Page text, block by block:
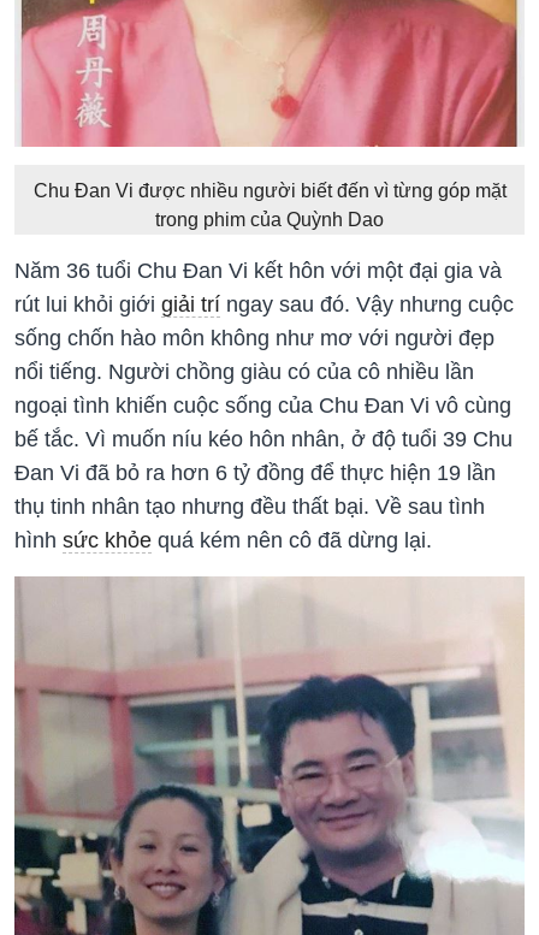
Chu Đan Vi được nhiều người biết đến vì từng góp mặt
trong phim của Quỳnh Dao
Năm 36 tuổi Chu Đan Vi kết hôn với một đại gia và
rút lui khỏi giới giải trí ngay sau đó. Vậy nhưng cuộc
sống chốn hào môn không như mơ với người đẹp
nổi tiếng. Người chồng giàu có của cô nhiều lần
ngoại tình khiến cuộc sống của Chu Đan Vi vô cùng
bế tắc. Vì muốn níu kéo hôn nhân, ở độ tuổi 39 Chu
Đan Vi đã bỏ ra hơn 6 tỷ đồng để thực hiện 19 lần
thụ tinh nhân tạo nhưng đều thất bại. Về sau tình
hình sức khỏe quá kém nên cô đã dừng lại.